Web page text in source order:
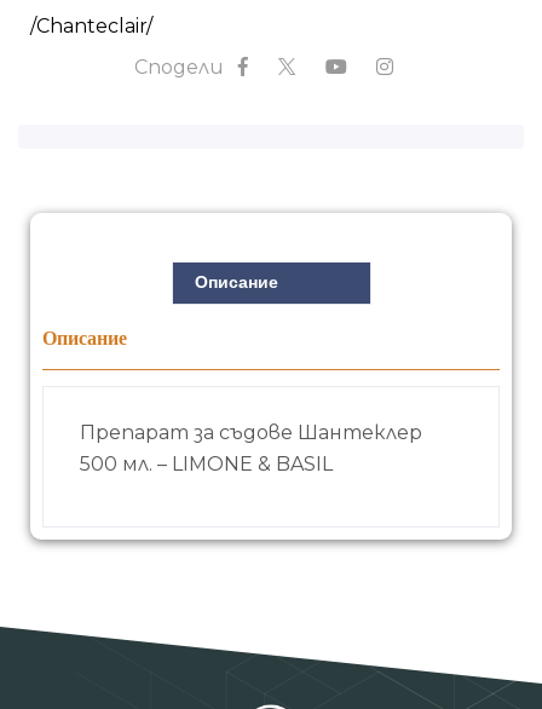
/Chanteclair/
Сподели
Описание
Описание
Препарат за съдове Шантеклер
500 мл. – LIMONE & BASIL